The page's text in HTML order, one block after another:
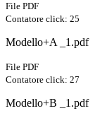
File PDF
Contatore click: 25
Modello+A _1.pdf
File PDF
Contatore click: 27
Modello+B _1.pdf